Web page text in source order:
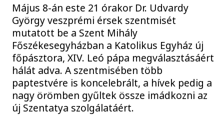
Május 8-án este 21 órakor Dr. Udvardy
György veszprémi érsek szentmisét
mutatott be a Szent Mihály
Főszékesegyházban a Katolikus Egyház új
főpásztora, XIV. Leó pápa megválasztásáért
hálát adva. A szentmisében több
paptestvére is koncelebrált, a hívek pedig a
nagy örömben gyűltek össze imádkozni az
új Szentatya szolgálatáért.